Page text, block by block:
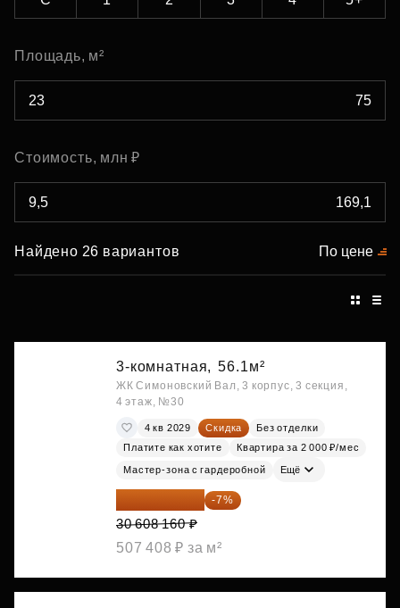
Площадь, м²
Стоимость, млн ₽
Найдено 26 вариантов По цене
3-комнатная, 56.1м²
ЖК Симоновский Вал, 3 корпус, 3 секция,
4 этаж, №30
4 кв 2029 Скидка
Без отделки
Платите как хотите
Квартира за 2 000 ₽/мес
Мастер-зона с гардеробной Ещё
28 465 589 ₽ -7%
30 608 160 ₽
507 408 ₽ за м²